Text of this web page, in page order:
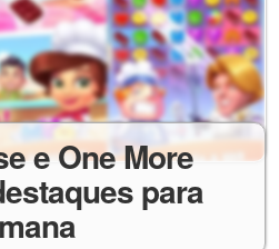
e One More
para